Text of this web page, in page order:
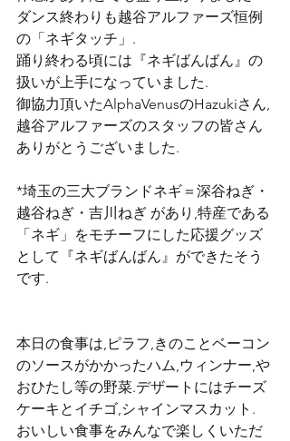
ダンス終わりも越谷アルファーズ恒例
の「ネギタッチ」.
踊り終わる頃には『ネギばんばん』の
扱いが上手になっていました.
御協力頂いたAlphaVenusのHazukiさん,
越谷アルファーズのスタッフの皆さん
ありがとうございました.
*埼玉の三大ブランドネギ＝深谷ねぎ・
越谷ねぎ・吉川ねぎ があり,特産である
「ネギ」をモチーフにした応援グッズ
として『ネギばんばん』ができたそう
です.
本日の食事は,ピラフ,きのことベーコン
のソースがかかったハム,ウィンナー,や
おひたし等の野菜.デザートにはチーズ
ケーキとイチゴ,シャインマスカット.
おいしい食事をみんなで楽しくいただ